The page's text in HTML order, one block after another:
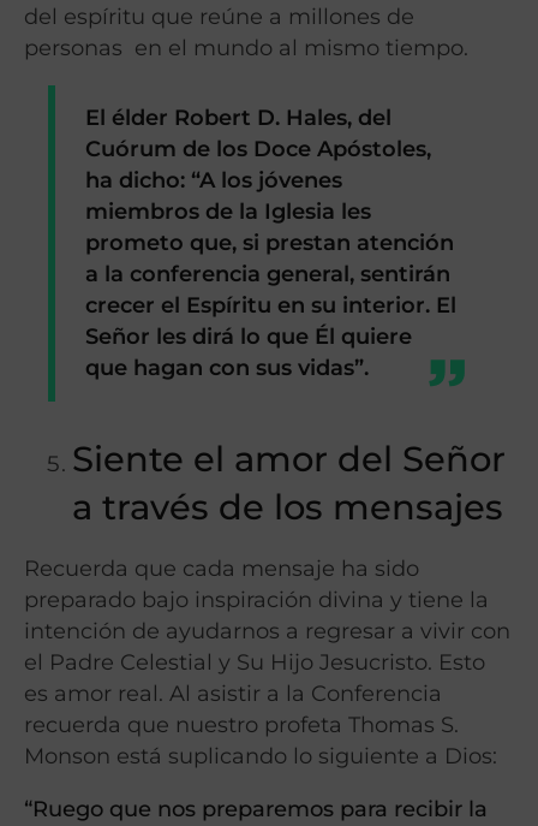
del espíritu que reúne a millones de
personas en el mundo al mismo tiempo.
El élder Robert D. Hales, del
Cuórum de los Doce Apóstoles,
ha dicho: “A los jóvenes
miembros de la Iglesia les
prometo que, si prestan atención
a la conferencia general, sentirán
crecer el Espíritu en su interior. El
Señor les dirá lo que Él quiere
que hagan con sus vidas”.
Siente el amor del Señor
a través de los mensajes
Recuerda que cada mensaje ha sido
preparado bajo inspiración divina y tiene la
intención de ayudarnos a regresar a vivir con
el Padre Celestial y Su Hijo Jesucristo. Esto
es amor real. Al asistir a la Conferencia
recuerda que nuestro profeta Thomas S.
Monson está suplicando lo siguiente a Dios:
“Ruego que nos preparemos para recibir la